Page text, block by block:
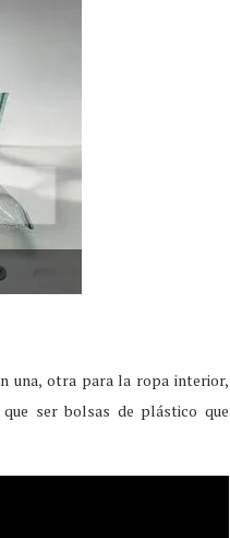
una, otra para la ropa interior,
ser bolsas de plástico que